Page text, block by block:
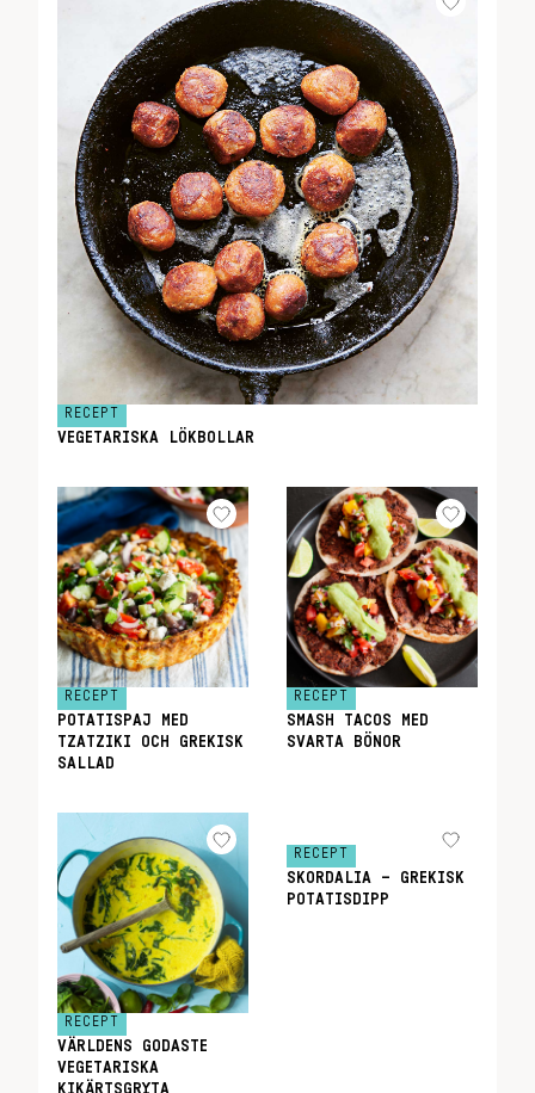
RECEPT
VEGETARISKA LÖKBOLLAR
RECEPT
POTATISPAJ MED
TZATZIKI OCH GREKISK
SALLAD
RECEPT
SMASH TACOS MED
SVARTA BÖNOR
RECEPT
VÄRLDENS GODASTE
VEGETARISKA
KIKÄRTSGRYTA
RECEPT
SKORDALIA – GREKISK
POTATISDIPP